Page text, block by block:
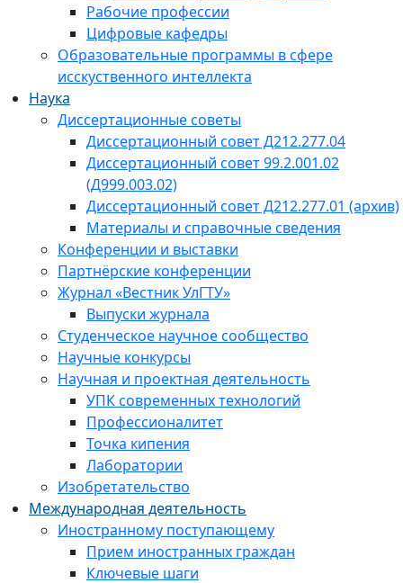
Рабочие профессии
Цифровые кафедры
Образовательные программы в сфере
исскуственного интеллекта
Наука
Диссертационные советы
Диссертационный совет Д212.277.04
Диссертационный совет 99.2.001.02
(Д999.003.02)
Диссертационный совет Д212.277.01 (архив)
Материалы и справочные сведения
Конференции и выставки
Партнёрские конференции
Журнал «Вестник УлГТУ»
Выпуски журнала
Студенческое научное сообщество
Научные конкурсы
Научная и проектная деятельность
УПК современных технологий
Профессионалитет
Точка кипения
Лаборатории
Изобретательство
Международная деятельность
Иностранному поступающему
Прием иностранных граждан
Ключевые шаги